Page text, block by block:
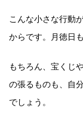
こんな小さな行動
からです。月徳日
もちろん、宝くじ
の張るものも、自
でしょう。